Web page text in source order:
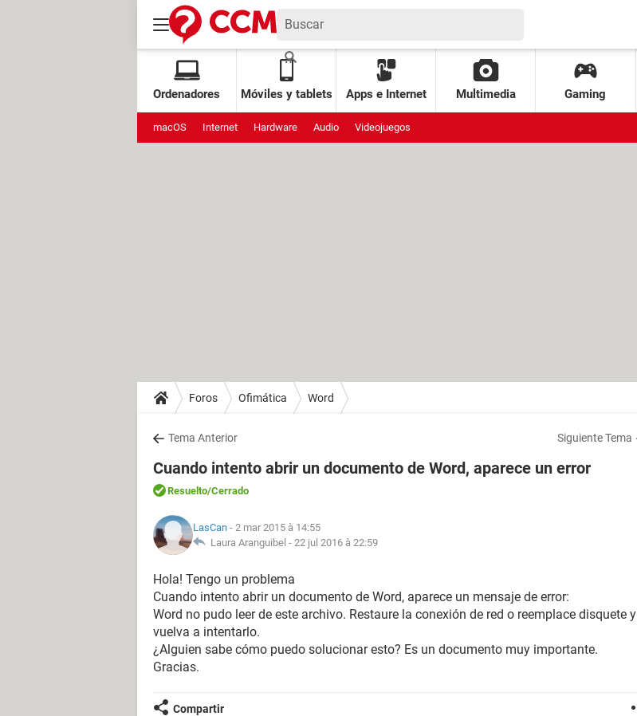
Ordenadores Móviles y tablets Apps e Internet Multimedia Gaming
macOS Internet Hardware Audio Videojuegos
Foros Ofimática Word
Tema Anterior Siguiente Tema
Cuando intento abrir un documento de Word, aparece un error
Resuelto/Cerrado
LasCan - 2 mar 2015 à 14:55
Laura Aranguibel - 22 jul 2016 à 22:59
Hola! Tengo un problema
Cuando intento abrir un documento de Word, aparece un mensaje de error:
Word no pudo leer de este archivo. Restaure la conexión de red o reemplace disquete y
vuelva a intentarlo.
¿Alguien sabe cómo puedo solucionar esto? Es un documento muy importante.
Gracias.
Compartir